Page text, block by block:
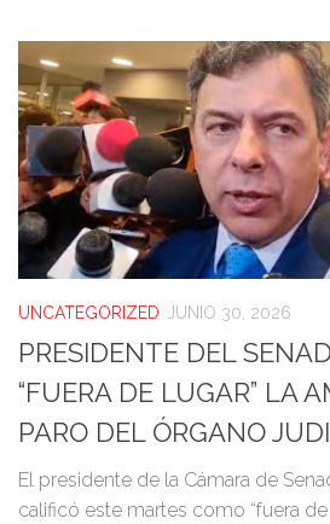
UNCATEGORIZED JUNIO 30, 2026
PRESIDENTE DEL
“FUERA DE LUGAR” LA
PARO DEL ÓRGANO
El presidente de la Cámara de
calificó este martes como “fuera de